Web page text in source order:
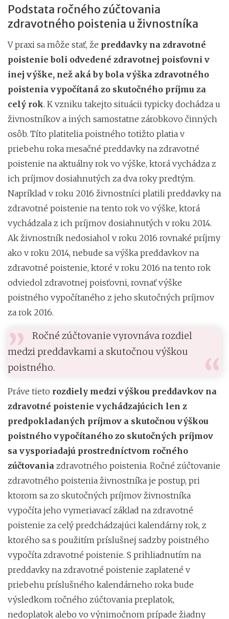
Podstata ročného zúčtovania
zdravotného poistenia u živnostníka
V praxi sa môže stať, že preddavky na zdravotné
poistenie boli odvedené zdravotnej poisťovni v
inej výške, než aká by bola výška zdravotného
poistenia vypočítaná zo skutočného príjmu za
celý rok. K vzniku takejto situácii typicky dochádza u
živnostníkov a iných samostatne zárobkovo činných
osôb. Títo platitelia poistného totižto platia v
priebehu roka mesačné preddavky na zdravotné
poistenie na aktuálny rok vo výške, ktorá vychádza z
ich príjmov dosiahnutých za dva roky predtým.
Napríklad v roku 2016 živnostníci platili preddavky na
zdravotné poistenie na tento rok vo výške, ktorá
vychádzala z ich príjmov dosiahnutých v roku 2014.
Ak živnostník nedosiahol v roku 2016 rovnaké príjmy
ako v roku 2014, nebude sa výška preddavkov na
zdravotné poistenie, ktoré v roku 2016 na tento rok
odviedol zdravotnej poisťovni, rovnať výške
poistného vypočítaného z jeho skutočných príjmov
za rok 2016.
Ročné zúčtovanie vyrovnáva rozdiel
medzi preddavkami a skutočnou výškou
poistného.
Práve tieto rozdiely medzi výškou preddavkov na
zdravotné poistenie vychádzajúcich len z
predpokladaných príjmov a skutočnou výškou
poistného vypočítaného zo skutočných príjmov
sa vysporiadajú prostredníctvom ročného
zúčtovania zdravotného poistenia. Ročné zúčtovanie
zdravotného poistenia živnostníka je postup, pri
ktorom sa zo skutočných príjmov živnostníka
vypočíta jeho vymeriavací základ na zdravotné
poistenie za celý predchádzajúci kalendárny rok, z
ktorého sa s použitím príslušnej sadzby poistného
vypočíta zdravotné poistenie. S prihliadnutím na
preddavky na zdravotné poistenie zaplatené v
priebehu príslušného kalendárneho roka bude
výsledkom ročného zúčtovania preplatok,
nedoplatok alebo vo výnimočnom prípade žiadny